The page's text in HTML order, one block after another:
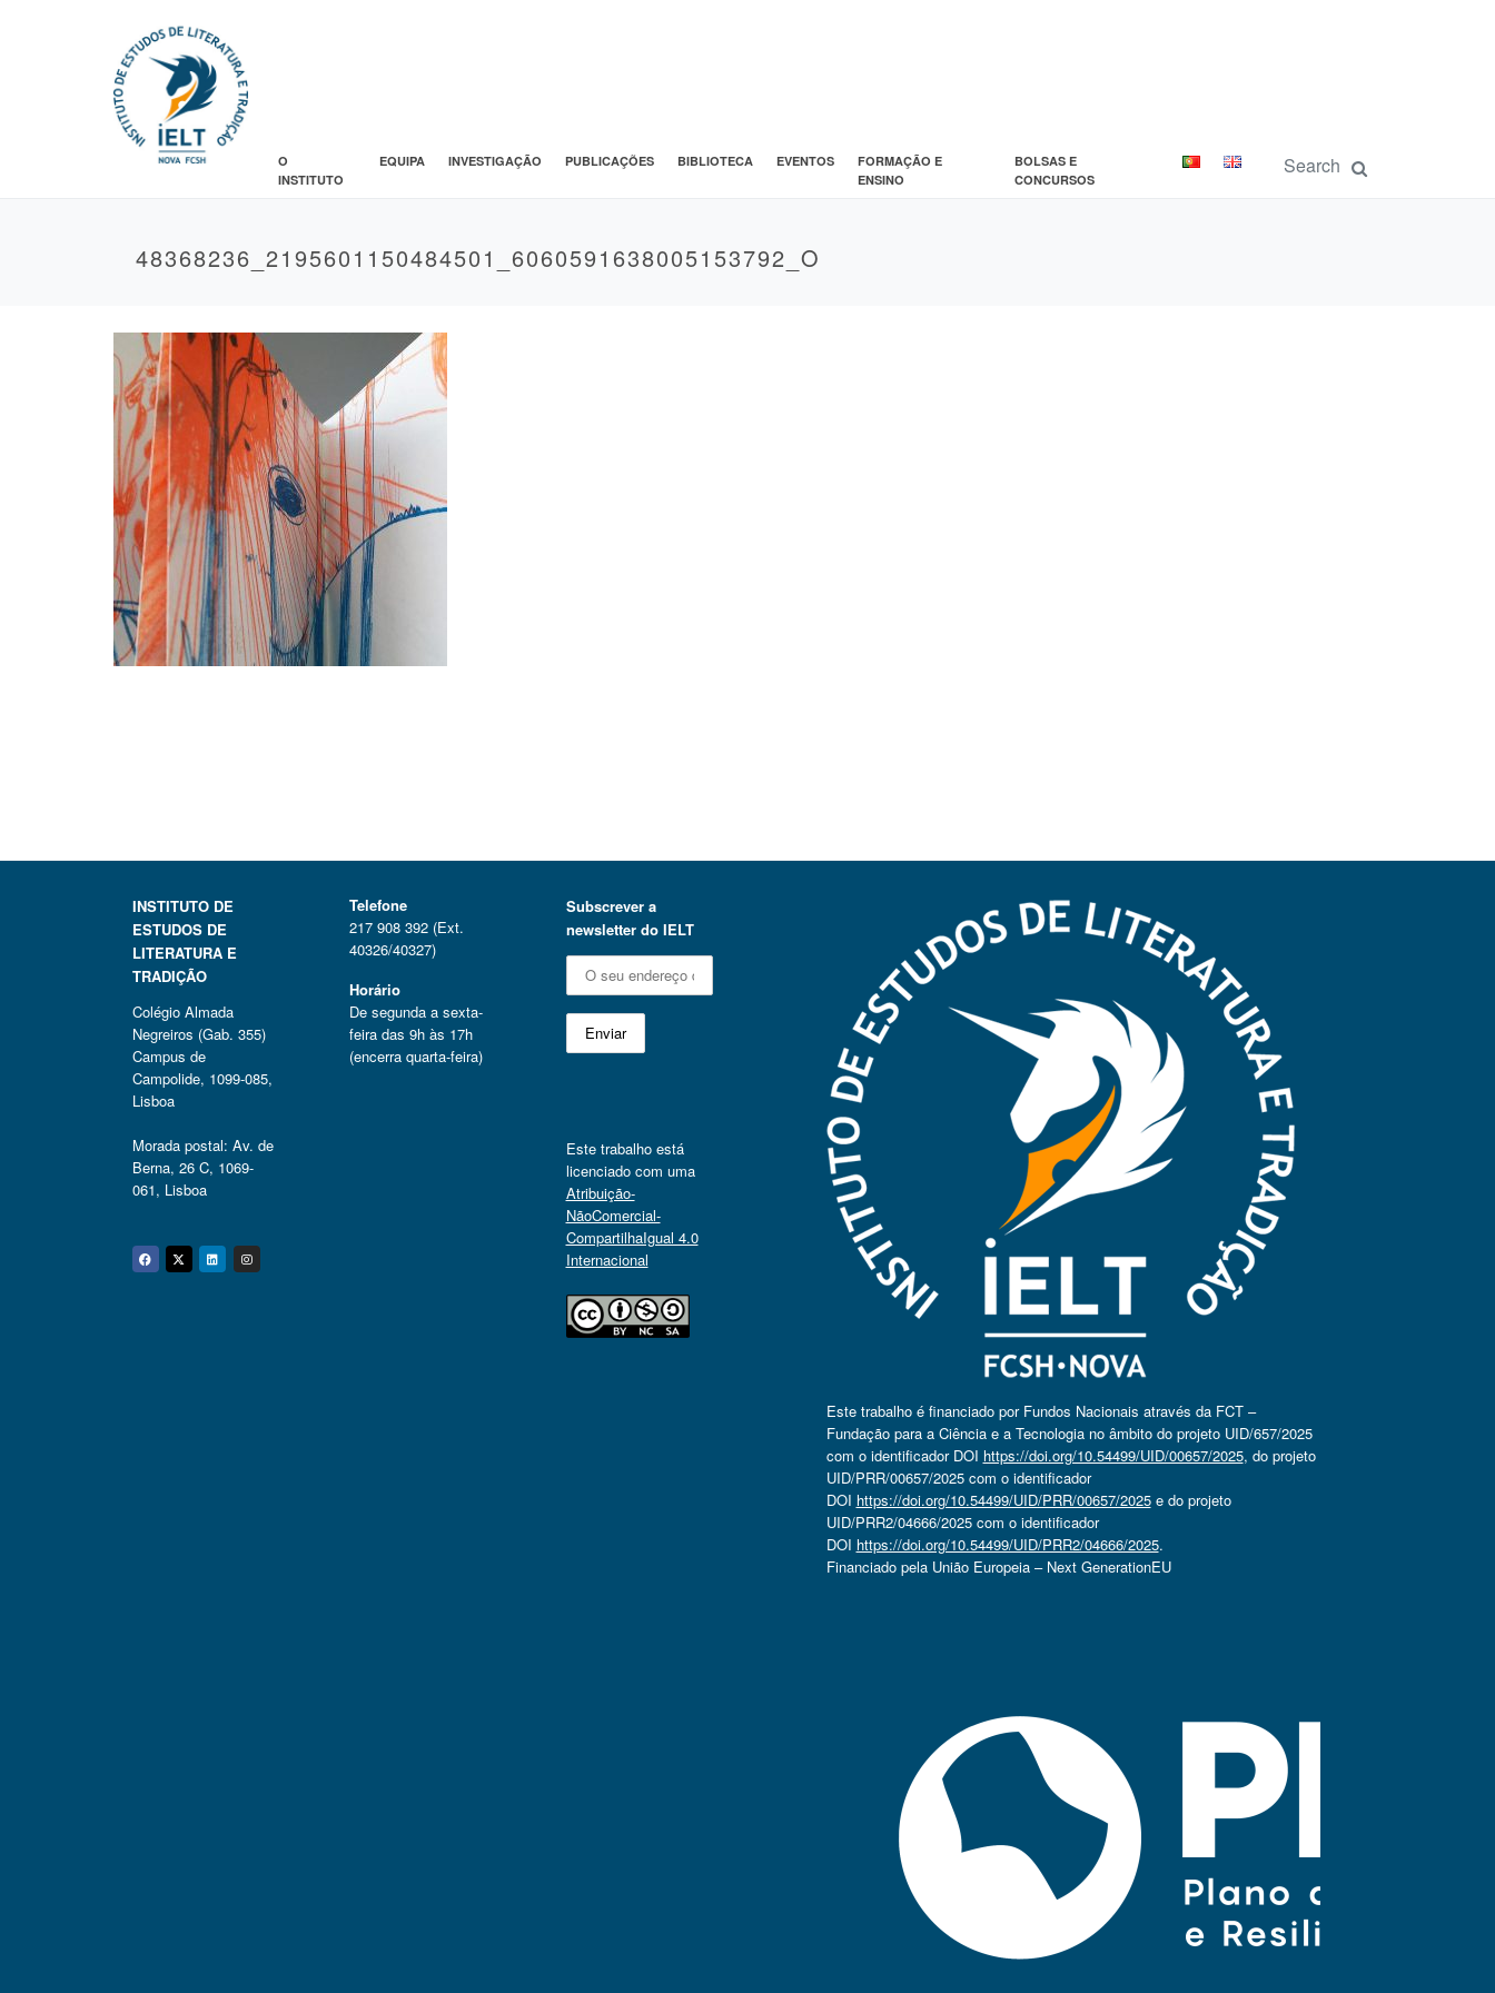
O
INSTITUTO
EQUIPA INVESTIGAÇÃO PUBLICAÇÕES BIBLIOTECA EVENTOS
FORMAÇÃO E
ENSINO
BOLSAS E
CONCURSOS
48368236_2195601150484501_6060591638005153792_O
INSTITUTO DE
ESTUDOS DE
LITERATURA E
TRADIÇÃO
Colégio Almada
Negreiros (Gab. 355)
Campus de
Campolide, 1099-085,
Lisboa
Morada postal: Av. de
Berna, 26 C, 1069-
061, Lisboa
Facebook
Twitter
Linkedin
Instagram
Telefone
217 908 392 (Ext.
40326/40327)
Horário
De segunda a sexta-
feira das 9h às 17h
(encerra quarta-feira)
Subscrever a
newsletter do IELT
Este trabalho está
licenciado com uma
Atribuição-
NãoComercial-
CompartilhaIgual 4.0
Internacional
Este trabalho é financiado por Fundos Nacionais através da FCT –
Fundação para a Ciência e a Tecnologia no âmbito do projeto UID/657/2025
com o identificador DOI https://doi.org/10.54499/UID/00657/2025, do projeto
UID/PRR/00657/2025 com o identificador
DOI https://doi.org/10.54499/UID/PRR/00657/2025e do projeto
UID/PRR2/04666/2025 com o identificador
DOI https://doi.org/10.54499/UID/PRR2/04666/2025.
Financiado pela União Europeia – Next GenerationEU